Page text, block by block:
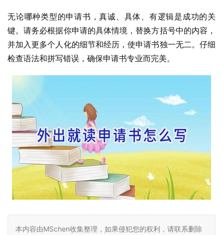
无论哪种类型的申请书，真诚、具体、有逻辑是成功的关
键。请务必根据你申请的具体情境，替换方括号中的内容，
并加入更多个人化的细节和经历，使申请书独一无二。仔细
检查语法和拼写错误，确保申请书专业而完美。
本内容由MSchen收集整理，如果侵犯您的权利，请联系删除